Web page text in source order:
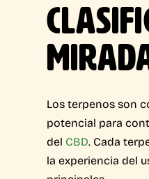
Los terpenos son
potencial para
del CBD. Cada
la experiencia del